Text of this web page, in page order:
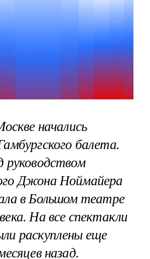
начались
балета.
руководством
Джона Ноймайера
в Большом театре
На все спектакли
раскуплены еще
назад.